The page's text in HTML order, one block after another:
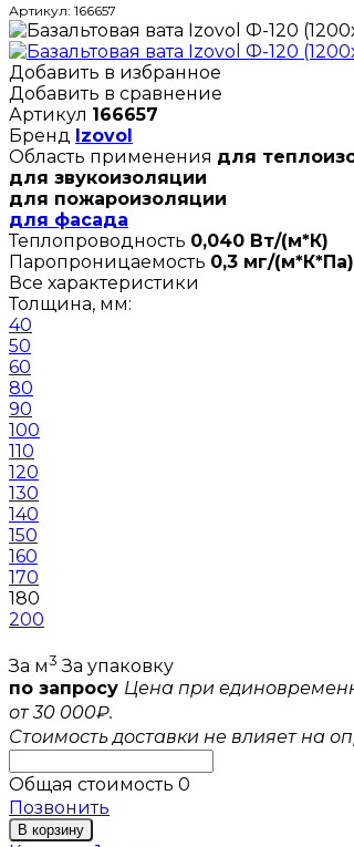
Артикул: 166657
Добавить в избранное
Добавить в сравнение
Артикул 166657
Бренд Izovol
Область применения для
для звукоизоляции
для пожароизоляции
для фасада
Теплопроводность 0,040 Вт/(м*К)
Паропроницаемость 0,3 мг/(м*К*Па)
Все характеристики
Толщина, мм:
40
50
60
80
90
100
110
120
130
140
150
160
170
180
200
За м3 За упаковку
по запросу Цена при
от 30 000₽.
Стоимость доставки не влияет на
Общая стоимость 0
Позвонить
В корзину